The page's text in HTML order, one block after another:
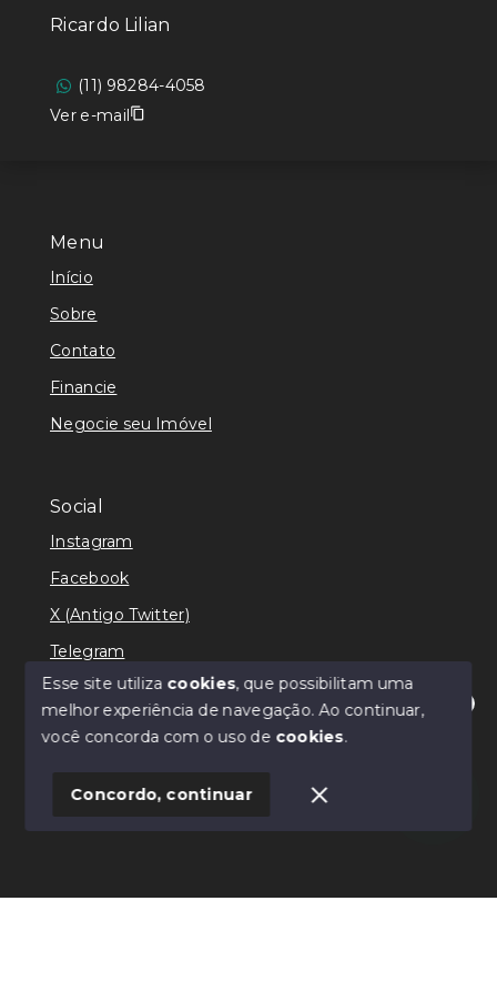
Olá! Estamos disponíveis para te ajudar.
Menu
Início
Sobre
Contato
Financie
Negocie seu Imóvel
Social
Instagram
Facebook
X (Antigo Twitter)
Telegram
© Copyright 2026 - Ricardo Lilian - Todos os direitos
SITE PARA IMOBILIARIA
Ricardo Lilian
(11) 98284-4058
Ver e-mail
Esse site utiliza cookies, que possibilitam uma
melhor experiência de navegação.Ao continuar,
você concorda com o uso de cookies.
Concordo, continuar